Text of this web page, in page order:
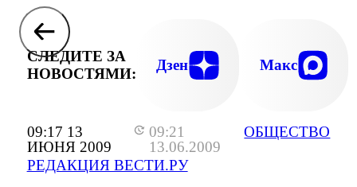
09:17 13
ИЮНЯ 2009
09:21
13.06.2009
РЕДАКЦИЯ ВЕСТИ.РУ
ОБЩЕСТВО
СЛЕДИТЕ ЗА
НОВОСТЯМИ:
Дзен Макс